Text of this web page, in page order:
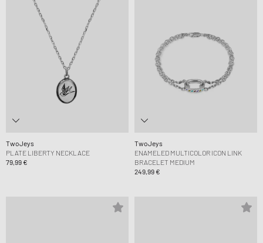
TwoJeys
PLATE LIBERTY NECKLACE
79,99 €
TwoJeys
ENAMELED MULTICOLOR ICON LINK
BRACELET MEDIUM
249,99 €